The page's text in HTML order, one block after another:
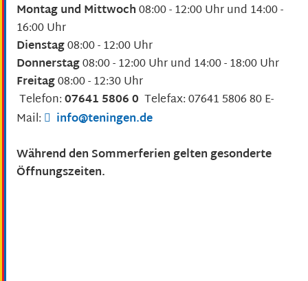
Montag und Mittwoch08:00 - 12:00 Uhr und 14:00 -
16:00 Uhr
Dienstag08:00 - 12:00 Uhr
Donnerstag08:00 - 12:00 Uhr und 14:00 - 18:00 Uhr
Freitag08:00 - 12:30 Uhr
Telefon:07641 5806 0 Telefax: 07641 5806 80E-
Mail:
info@teningen.de
Während den Sommerferien gelten gesonderte
Öffnungszeiten.